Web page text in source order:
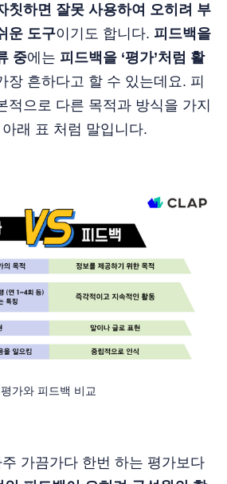
칫하면 잘못 사용하여 오히려 부
운 도구이기도 합니다. 피드백을
중에는 피드백을 ‘평가’처럼 활
장 흔하다고 할 수 있는데요. 피
적으로 다른 목적과 방식을 가지
래 표 처럼 말입니다.
평가와 피드백 비교
가끔가다 한번 하는 평가보다